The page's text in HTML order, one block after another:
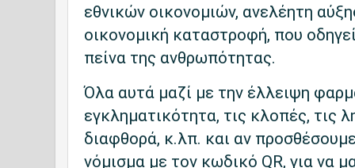
εθνικών οικονομιών, ανελέητη
οικονομική καταστροφή, που
πείνα της ανθρωπότητας.
Όλα αυτά μαζί με την έλλειψη
εγκληματικότητα, τις κλοπές, τις
διαφθορά, κ.λπ. και αν
νόμισμα με τον κωδικό QR, για να